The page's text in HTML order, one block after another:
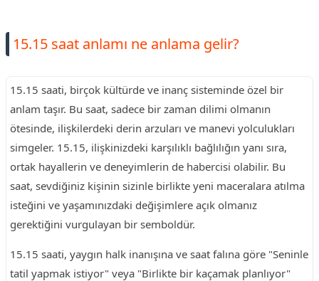
15.15 saat anlamı ne anlama gelir?
15.15 saati, birçok kültürde ve inanç sisteminde özel bir
anlam taşır. Bu saat, sadece bir zaman dilimi olmanın
ötesinde, ilişkilerdeki derin arzuları ve manevi yolculukları
simgeler. 15.15, ilişkinizdeki karşılıklı bağlılığın yanı sıra,
ortak hayallerin ve deneyimlerin de habercisi olabilir. Bu
saat, sevdiğiniz kişinin sizinle birlikte yeni maceralara atılma
isteğini ve yaşamınızdaki değişimlere açık olmanız
gerektiğini vurgulayan bir semboldür.
15.15 saati, yaygın halk inanışına ve saat falına göre "Seninle
tatil yapmak istiyor" veya "Birlikte bir kaçamak planlıyor"